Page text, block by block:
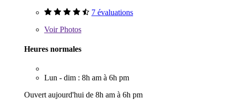
7 évaluations
VoirPhotos
Heures normales
Lun - dim : 8h am à 6h pm
Ouvert aujourd'hui de 8h am à 6h pm